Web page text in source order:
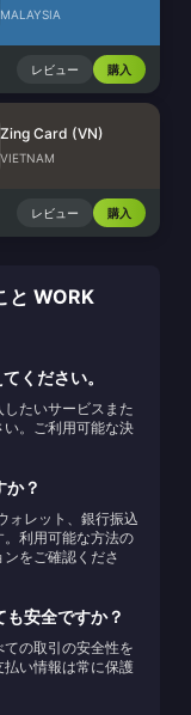
MALAYSIA
レビュー 購入
Zing Card (VN)
VIETNAM
レビュー 購入
と WORK
ください。
たいサービスまた
。ご利用可能な決
か？
ォレット、銀行振込
利用可能な方法の
をご確認くださ
安全ですか？
の取引の安全性を
い情報は常に保護